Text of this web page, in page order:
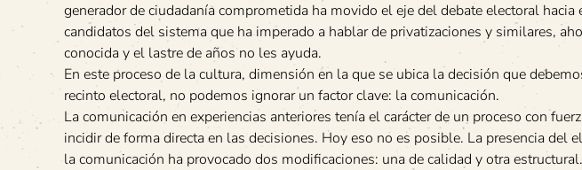
generador de ciudadanía comprometida ha movido el eje del debate electoral
candidatos del sistema que ha imperado a hablar de privatizaciones y similares,
conocida y el lastre de años no les ayuda.
En este proceso de la cultura, dimensión en la que se ubica la decisión que
recinto electoral, no podemos ignorar un factor clave: la comunicación.
La comunicación en experiencias anteriores tenía el carácter de un proceso con
incidir de forma directa en las decisiones. Hoy eso no es posible. La presencia del
la comunicación ha provocado dos modificaciones: una de calidad y otra